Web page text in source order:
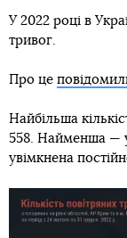
У 2022 році в
тривог.
Про це
Найбільша
558. Найменша — у
увімкнена